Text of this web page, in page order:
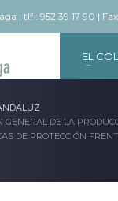
| tlf : 952 39 17 90 |
EL
GENERAL DE LA
DE PROTECCIÓN